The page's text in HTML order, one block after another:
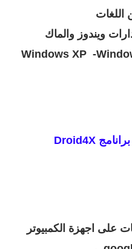
اللغات
ويندوز والماك
Windows XP -
Droid4X
على اجهزة الكمبيوتر